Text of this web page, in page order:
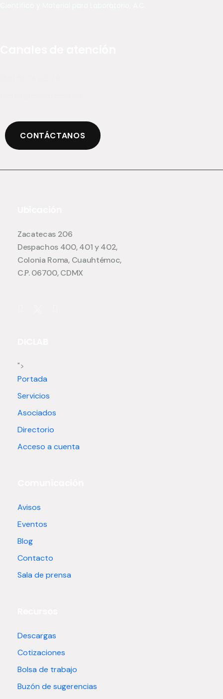
CONTÁCTANOS
Zacatecas 206
Despachos 400, 401 y 402,
Colonia Roma, Cuauhtémoc,
C.P. 06700, CDMX
">
Portada
Servicios
Asociados
Directorio
Acceso a cuenta
Avisos
Eventos
Blog
Contacto
Sala de prensa
Descargas
Cotizaciones
Bolsa de trabajo
Buzón de sugerencias